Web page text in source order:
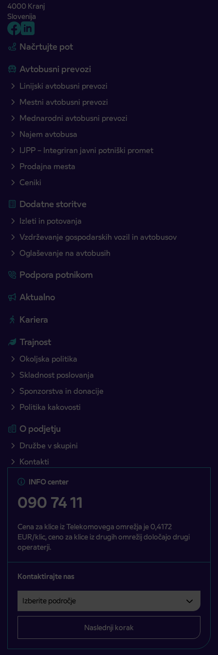
4000 Kranj
Slovenija
Načrtujte pot
Avtobusni prevozi
Linijski avtobusni prevozi
Mestni avtobusni prevozi
Mednarodni avtobusni prevozi
Najem avtobusa
IJPP – Integriran javni potniški promet
Prodajna mesta
Ceniki
Dodatne storitve
Izleti in potovanja
Vzdrževanje gospodarskih vozil in avtobusov
Oglaševanje na avtobusih
Podpora potnikom
Aktualno
Kariera
Trajnost
Okoljska politika
Skladnost poslovanja
Sponzorstva in donacije
Politika kakovosti
O podjetju
Družbe v skupini
Kontakti
INFO center
090 74 11
Cena za klice iz Telekomovega omrežja je 0,4172
EUR/klic, ceno za klice iz drugih omrežij določajo drugi
operaterji.
Kontaktirajte nas
Izberite področje
Področje je obvezno izbrati.
Naslednji korak